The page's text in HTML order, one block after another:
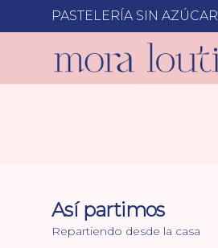
PASTELERÍA SIN AZÚCAR
Así partimos
Repartiendo desde la casa